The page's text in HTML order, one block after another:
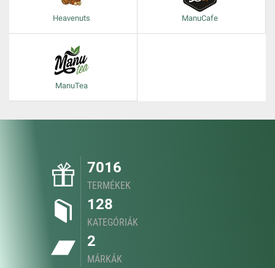
Heavenuts ManuCafe
ManuTea
7016
TERMÉKEK
128
KATEGÓRIÁK
2
MÁRKÁK